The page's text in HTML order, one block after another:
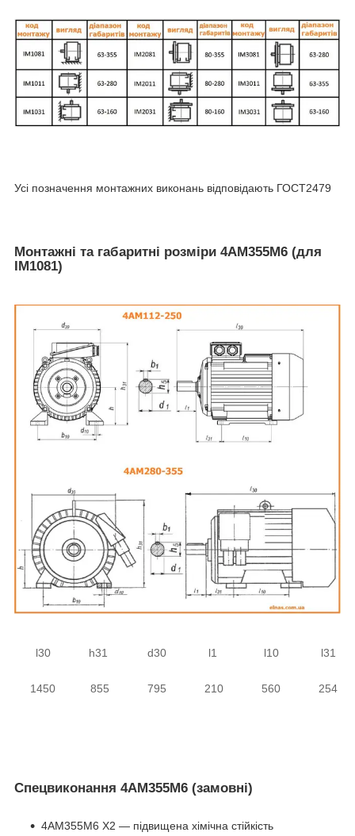
Усі позначення монтажних виконань відповідають ГОСТ2479
Монтажні та габаритні розміри 4АМ355М6 (для
IM1081)
l30 h31 d30 l1 l10 l31
1450 855 795 210 560 254
Спецвиконання 4АМ355М6 (замовні)
4АМ355М6 Х2 ― підвищена хімічна стійкість